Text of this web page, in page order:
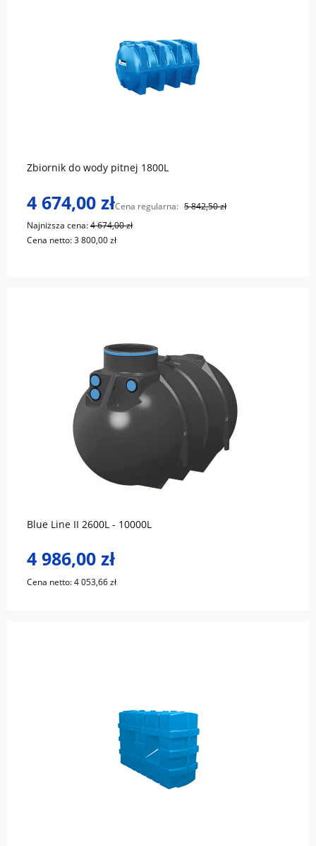
Zbiornik do wody pitnej 1800L
4 674,00 złCena regularna: 5 842,50 zł
Najniższa cena:4 674,00 zł
Cena netto:3 800,00 zł
Blue Line II 2600L - 10000L
4 986,00 zł
Cena netto:4 053,66 zł
do koszyka